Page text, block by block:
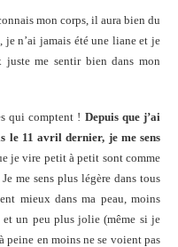
mon corps, il aura bien du
n’ai jamais été une liane et je
juste me sentir bien dans mon
qui comptent ! Depuis que j’ai
le 11 avril dernier, je me sens
je vire petit à petit sont comme
me sens plus légère dans tous
mieux dans ma peau, moins
un peu plus jolie (même si je
peine en moins ne se voient pas